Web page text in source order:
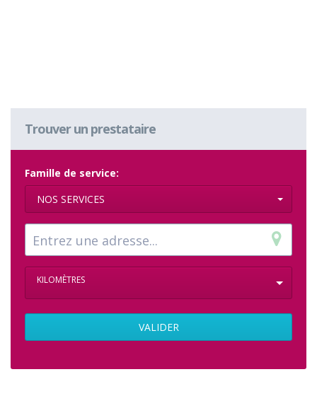
Trouver un prestataire
Famille de service:
NOS SERVICES
KILOMÈTRES